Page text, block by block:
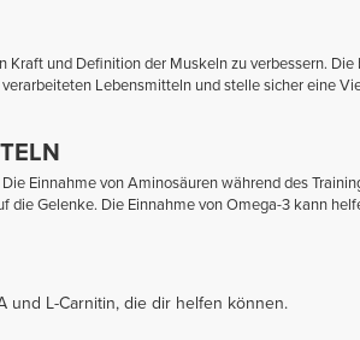
und Definition der Muskeln zu verbessern. Die
Lebensmitteln und stelle sicher eine
Einnahme von Aminosäuren während des
Gelenke. Die Einnahme von Omega-3 kann
und L-Carnitin, die dir helfen können.